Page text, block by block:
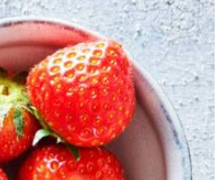
4
pan en verdeel ze over een stuk
aardbeien.